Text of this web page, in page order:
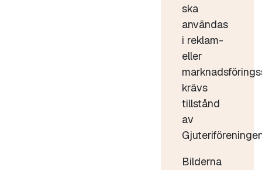
ska
användas
i reklam-
eller
krävs
tillstånd
av
Bilderna